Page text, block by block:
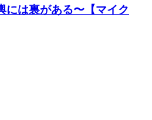
には裏がある〜【マイク